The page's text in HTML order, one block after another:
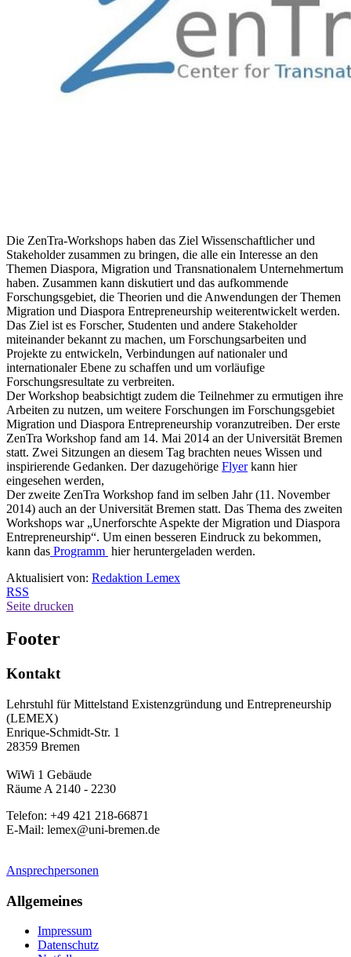
Die ZenTra-Workshops haben das Ziel Wissenschaftlicher und
Stakeholder zusammen zu bringen, die alle ein Interesse an den
Themen Diaspora, Migration und Transnationalem Unternehmertum
haben. Zusammen kann diskutiert und das aufkommende
Forschungsgebiet, die Theorien und die Anwendungen der Themen
Migration und Diaspora Entrepreneurship weiterentwickelt werden.
Das Ziel ist es Forscher, Studenten und andere Stakeholder
miteinander bekannt zu machen, um Forschungsarbeiten und
Projekte zu entwickeln, Verbindungen auf nationaler und
internationaler Ebene zu schaffen und um vorläufige
Forschungsresultate zu verbreiten.
Der Workshop beabsichtigt zudem die Teilnehmer zu ermutigen ihre
Arbeiten zu nutzen, um weitere Forschungen im Forschungsgebiet
Migration und Diaspora Entrepreneurship voranzutreiben. Der erste
ZenTra Workshop fand am 14. Mai 2014 an der Universität Bremen
statt. Zwei Sitzungen an diesem Tag brachten neues Wissen und
inspirierende Gedanken. Der dazugehörige Flyerkann hier
eingesehen werden,
Der zweite ZenTra Workshop fand im selben Jahr (11. November
2014) auch an der Universität Bremen statt. Das Thema des zweiten
Workshops war „Unerforschte Aspekte der Migration und Diaspora
Entrepreneurship“. Um einen besseren Eindruck zu bekommen,
kann das Programm hier heruntergeladen werden.
Aktualisiert von: Redaktion Lemex
RSS
Seite drucken
Footer
Kontakt
Lehrstuhl für Mittelstand Existenzgründung und Entrepreneurship
(LEMEX)
Enrique-Schmidt-Str. 1
28359 Bremen
WiWi 1 Gebäude
Räume A 2140 - 2230
Telefon: +49 421 218-66871
E-Mail: lemex@uni-bremen.de
Ansprechpersonen
Allgemeines
Impressum
Datenschutz